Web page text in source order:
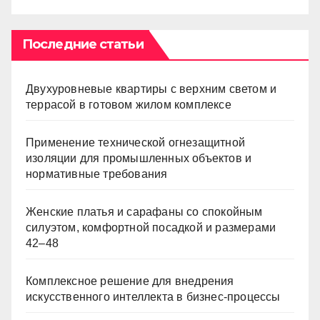
Последние статьи
Двухуровневые квартиры с верхним светом и
террасой в готовом жилом комплексе
Применение технической огнезащитной
изоляции для промышленных объектов и
нормативные требования
Женские платья и сарафаны со спокойным
силуэтом, комфортной посадкой и размерами
42–48
Комплексное решение для внедрения
искусственного интеллекта в бизнес-процессы